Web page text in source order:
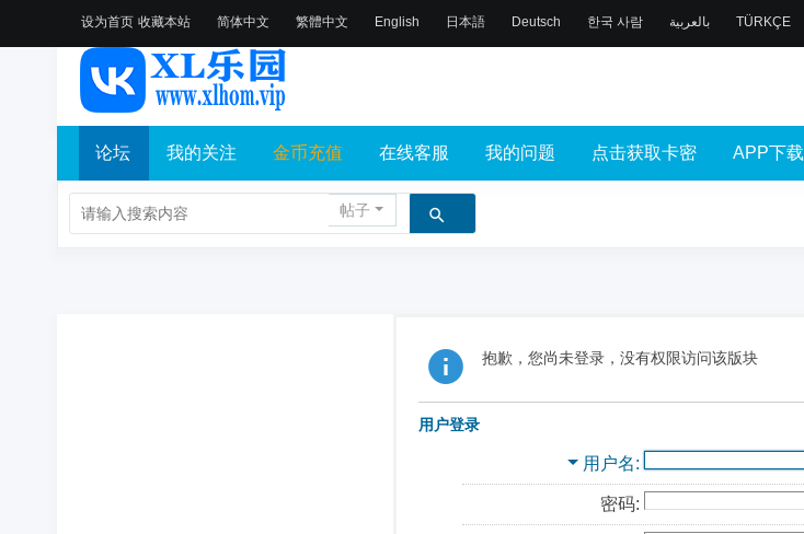
设为首页 收藏本站 简体中文 繁體中文 English 日本語 Deutsch 한국 사람 بالعربية TÜRKÇE
论坛 我的关注 金币充值 在线客服 我的问题 点击获取卡密 APP下载
帖子
抱歉，您尚未登录，没有权限访问该版块
用户登录
用户名
密码: